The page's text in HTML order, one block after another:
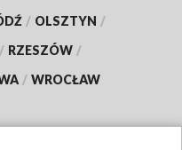
/ OLSZTYN /
/ RZESZÓW /
/ WROCŁAW